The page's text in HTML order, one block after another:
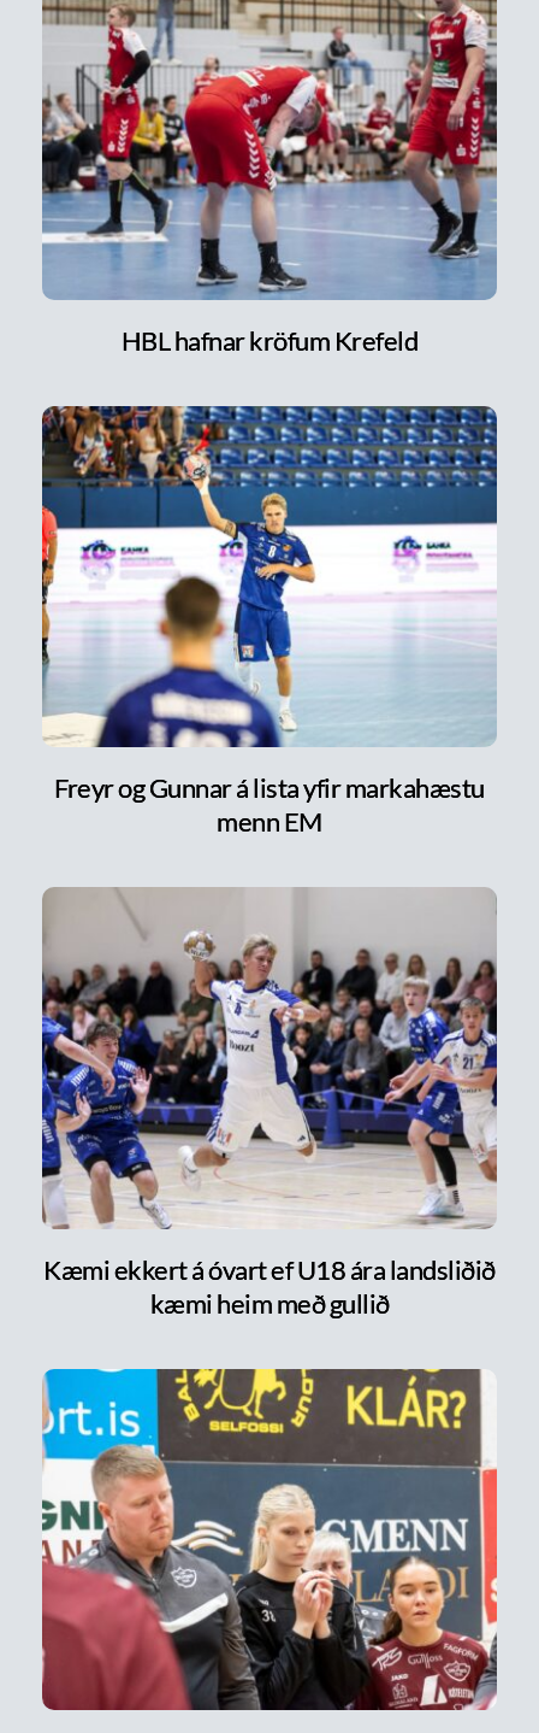
HBL hafnar kröfum Krefeld
Freyr og Gunnar á lista yfir markahæstu
menn EM
Kæmi ekkert á óvart ef U18 ára landsliðið
kæmi heim með gullið